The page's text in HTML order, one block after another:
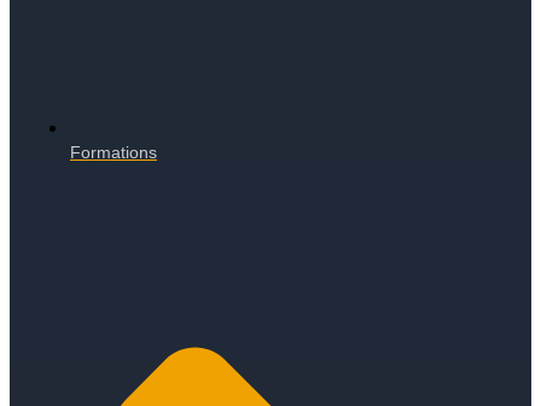
Formations